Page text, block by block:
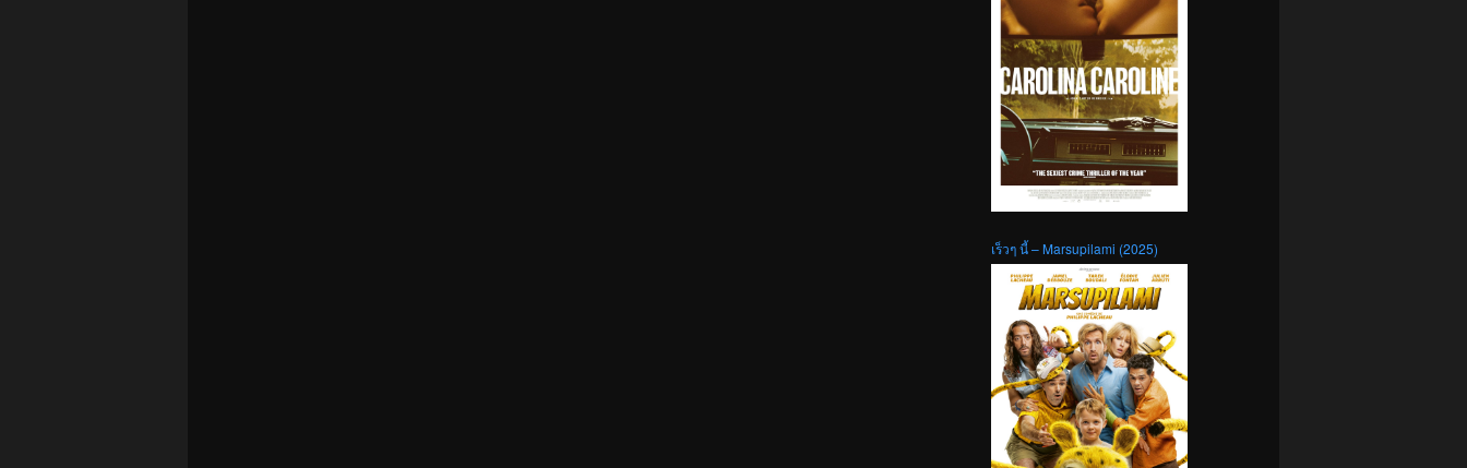
เร็วๆ นี้ – Marsupilami (2025)